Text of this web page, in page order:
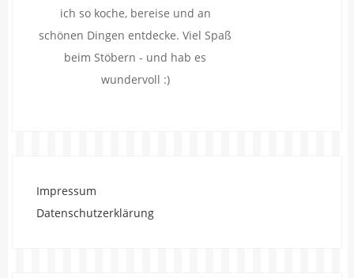
ich so koche, bereise und an
schönen Dingen entdecke. Viel Spaß
beim Stöbern - und hab es
wundervoll :)
Impressum
Datenschutzerklärung